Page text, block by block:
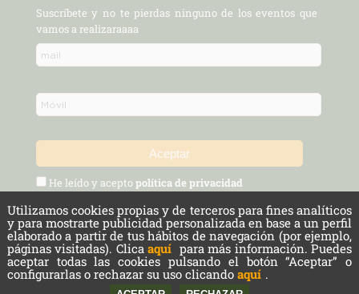
Suscríbete y no te pierdas ninguno de los eventos que
vamos a realizaraaaa
He leído y aceptopolítica de privacidad
Política de Privacidad y Aviso Legal Protección de datos
Cookies
Copyright © 2026 Cámara Agraria de Madrid. Todos los derechos reservados.
Utilizamos cookies propias y de terceros para fines analíticos
y para mostrarte publicidad personalizada en base a un perfil
elaborado a partir de tus hábitos de navegación (por ejemplo,
páginas visitadas). Clicaaquí para más información. Puedes
aceptar todas las cookies pulsando el botón “Aceptar” o
configurarlas o rechazar su uso clicando aquí .